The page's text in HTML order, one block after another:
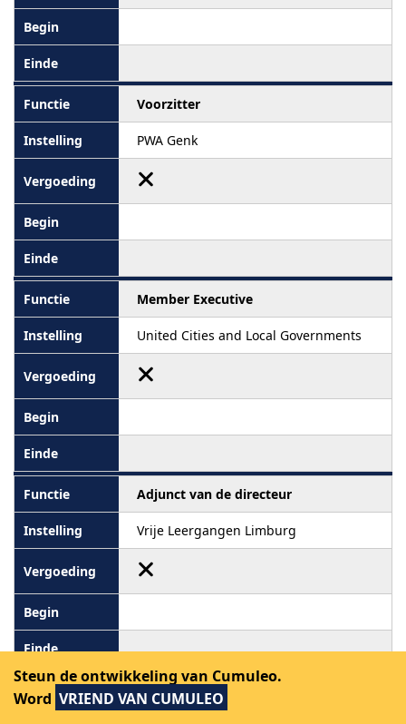
Voorzitter
PWA Genk
Member Executive
United Cities and Local Governments
Adjunct van de directeur
Vrije Leergangen Limburg
Bestuurder
Steun de ontwikkeling van Cumuleo.
Word VRIEND VAN CUMULEO